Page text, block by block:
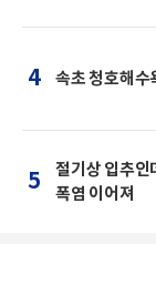
4 속초 청호해수
5
절기상 입추
폭염 이어져